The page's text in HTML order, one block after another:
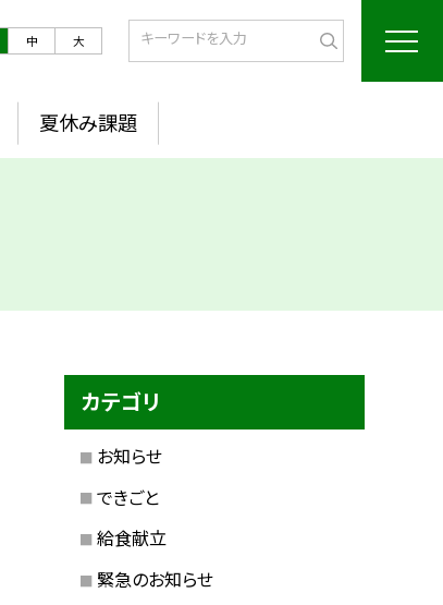
中 大
夏休み課題
カテゴリ
お知らせ
できごと
給食献立
緊急のお知らせ